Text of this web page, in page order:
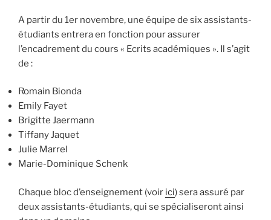
A partir du 1er novembre, une équipe de six assistants-
étudiants entrera en fonction pour assurer
l’encadrement du cours « Ecrits académiques ». Il s’agit
de :
Romain Bionda
Emily Fayet
Brigitte Jaermann
Tiffany Jaquet
Julie Marrel
Marie-Dominique Schenk
Chaque bloc d’enseignement (voir ici) sera assuré par
deux assistants-étudiants, qui se spécialiseront ainsi